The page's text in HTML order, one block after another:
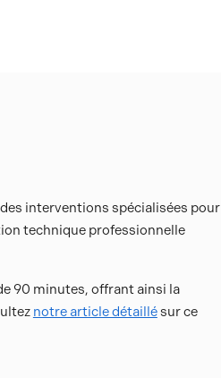
interventions spécialisées pour
technique professionnelle
90 minutes, offrant ainsi la
notre article détaillésur ce